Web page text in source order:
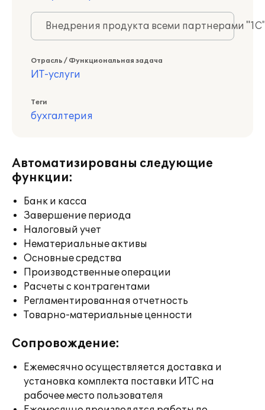
Внедрения продукта всеми партнерами
Отрасль / Функциональная задача
ИТ-услуги
Теги
бухгалтерия
Автоматизированы следующие
функции:
Банк и касса
Завершение периода
Налоговый учет
Нематериальные активы
Основные средства
Производственные операции
Расчеты с контрагентами
Регламентированная отчетность
Товарно-материальные ценности
Сопровождение:
Ежемесячно осуществляется доставка и
установка комплекта поставки ИТС на
рабочее место пользователя